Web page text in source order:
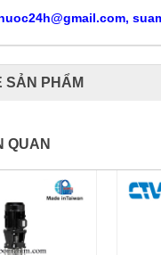
SẢN PHẨM
QUAN